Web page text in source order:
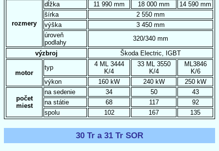
rozmery
dĺžka 11 990 mm 18 000 mm
14 590 mm
šírka
2 550 mm
výška
3 450 mm
úroveň
podlahy
320/340 mm
výzbroj
Škoda Electric, IGBT
motor
typ
4 ML 3444
K/4
33 ML 3550
K/4
ML3846
K/6
výkon
160 kW 240 kW 250 kW
počet
miest
na sedenie 34 50
43
na státie
68 117
92
spolu
102 167 135
30 Tr a 31 Tr SOR